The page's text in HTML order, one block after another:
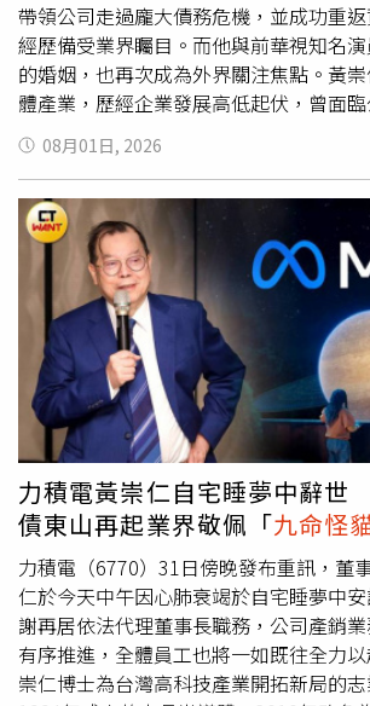
益的重要對象，也經常受邀參與節目分
技產業，謝金河也提到，黃崇仁長年投
藏藝術作品，也持續贊助國家音樂廳大
身體狀況欠佳，仍盡可能出席每一場演
的熱愛。謝金河也透露，兩人曾因力積
業前景看法不同，一度出現意見分歧，
誼。他表示，每逢市場出現重大變化，
交流看法，如今好友驟然離世，讓他感嘆
又少了一個」，也感慨今年接連有企業
到人生無常，希望黃崇仁能在另一個世
帶領公司走過龐大債務危機，並成功重
經歷備受業界矚目。而他與前華視知名
的婚姻，也再次成為外界關注焦點。黃
體產業，歷經企業發展高低起伏，曾面
債務的艱困時期，最終仍帶領企業重新
「 九命怪貓」的稱號，在台灣科技產業
企業經營成就外，黃崇仁的家庭生活同
子于珊（本名于素珊）為台中名醫于凌波
年代與1980年代華視知名演員。她曾主
乃武與小白菜》，以及《長江一條龍》、
你》等戲劇作品，是當時家喻戶曉的當
事業高峰選擇嫁給黃崇仁。（圖／報系
事業發展正盛時，選擇與黃崇仁步入婚
圈，將生活重心放在家庭，鮮少公開露
員楊懷民也曾表示，于珊離開演藝圈，
遺憾，她在戲劇發展史上占有一席之地。
40年婚姻生活，雖然沒有生育子女，但夫
黃崇仁曾多次公開談及妻子，並表示「
的」，展現對另一半的重視。夫妻平時喜
安排旅行，婚後的于珊則始終維持低調，
重要活動，也多半坐在台下，將焦點留
了在科技產業建立事業版圖，也以藝術
位國際與華人藝術大師作品，包括畢卡
尚，以及徐悲鴻、張大千等名家畫作。
08月01日, 2026
力積電黃崇仁自宅睡夢中辭世
債東山再起業界敬佩「九命怪
力積電（6770）31日傍晚發布重訊，董
仁於今天中午因心肺衰竭於自宅睡夢中
謝再居依法代理董事長職務，公司產銷
有序推進，全體員工也將一如既往全力
崇仁博士為台灣高科技產業開拓新局的